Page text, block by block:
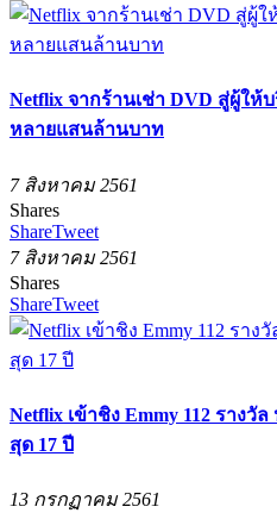
Netflix จากร้านเช่า DVD สู่ผู้ให้
หลายแสนล้านบาท
7 สิงหาคม 2561
Shares
ShareTweet
7 สิงหาคม 2561
Shares
ShareTweet
Netflix เข้าชิง Emmy 112 ราง
สุด 17 ปี
13 กรกฏาคม 2561